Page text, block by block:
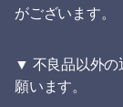
がございます。
▼ 不良品以外の
願います。